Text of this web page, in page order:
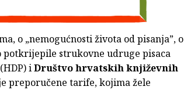
o „nemogućnosti života od pisanja”, o
potkrijepile strukovne udruge pisaca
(HDP) iDruštvo hrvatskih književnih
preporučene tarife, kojima žele